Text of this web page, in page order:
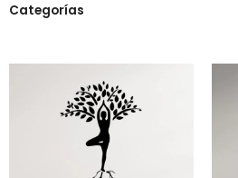
Categorías